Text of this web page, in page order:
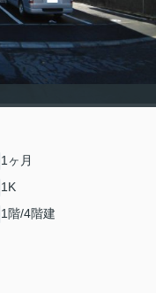
1ヶ月
1K
1階/4階建